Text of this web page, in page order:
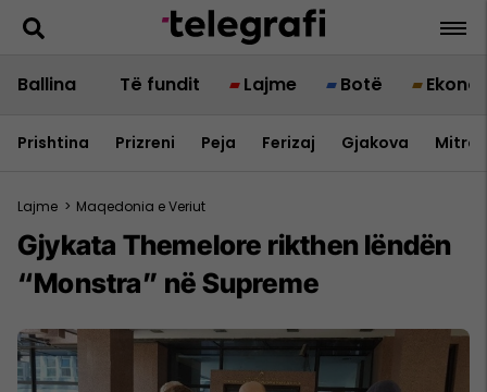
Ballina Të fundit Lajme Botë
Prishtina Prizreni Peja Ferizaj Gjakova
Lajme > Maqedonia e Veriut
Gjykata Themelore rikthen lëndën
“Monstra” në Supreme